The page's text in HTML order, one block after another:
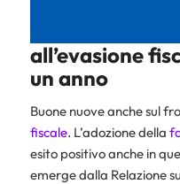
all’evasione
un anno
Buone nuove anche sul
fiscale. L’adozione della
esito positivo anche in
emerge dalla Relazione